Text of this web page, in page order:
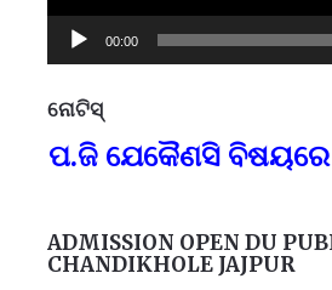
00:00
ନୋଟିସ୍
ଯେକୈଣସି ବିଷୟରେ
ADMISSION OPEN DU
CHANDIKHOLE JAJPUR